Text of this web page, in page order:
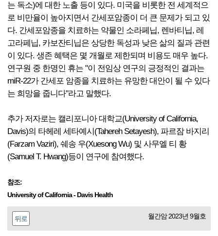
는 독소)에 대한 노출 등이 있다. 미국을 비롯한 전 세계적으
로 비만율이 높아지면서 간세포암종이 더 큰 문제가 되고 있
다. 간세포암종을 치료하는 약물인 소라페닙, 렌바티닙, 레
고라페닙, 카보잔티닙은 상당한 독성과 낮은 삶의 질과 관련
이 있다. 생존 혜택은 몇 개월로 제한되며 비용도 매우 높다.
연구원 중 한명인 휴는 "이 전임상 연구의 긍정적인 결과는
miR-22가 간세포 암종을 치료하는 유망한 대안이 될 수 있다
는 희망을 줍니다"라고 말했다.
추가 저자로는 캘리포니아 대학교(University of California,
Davis)의 타헤레 세타예시(Tahereh Setayesh), 파르잠 바지리
(Farzam Vaziri), 쉐송 우(Xuesong Wu) 및 사무엘 티 황
(Samuel T. Hwang)등이 연구에 참여했다.
참조:
University of California - Davis Health
뒤로 월간암 2023년 9월호